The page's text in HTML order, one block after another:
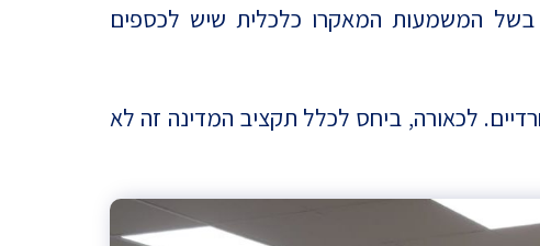
המשמעות המאקרו כלכלית שיש לכספים
לתקצוב מוסדות חרדיים. לכאורה, ביחס לכלל תקציב המדינה זה לא